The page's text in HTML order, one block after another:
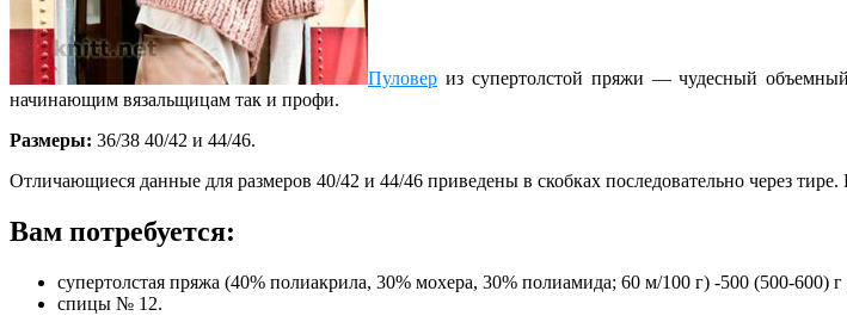
Пуловер из супертолстой пряжи — чудесный
начинающим вязальщицам так и профи.
Размеры: 36/38 40/42 и 44/46.
Отличающиеся данные для размеров 40/42 и 44/46 приведены в скобках последовательно через
Вам потребуется:
супертолстая пряжа (40% полиакрила, 30% мохера, 30% полиамида; 60 м/100 г) -500 (500-600)
спицы № 12.